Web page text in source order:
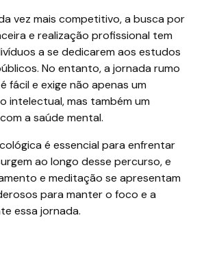
vez mais competitivo, a busca por
e realização profissional tem
a se dedicarem aos estudos
No entanto, a jornada rumo
fácil e exige não apenas um
intelectual, mas também um
a saúde mental.
é essencial para enfrentar
ao longo desse percurso, e
e meditação se apresentam
para manter o foco e a
essa jornada.